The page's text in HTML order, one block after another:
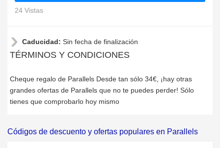
24 Vistas
Caducidad: Sin fecha de finalización
TÉRMINOS Y CONDICIONES
Cheque regalo de Parallels Desde tan sólo 34€, ¡hay otras
grandes ofertas de Parallels que no te puedes perder! Sólo
tienes que comprobarlo hoy mismo
Códigos de descuento y ofertas populares en Parallels